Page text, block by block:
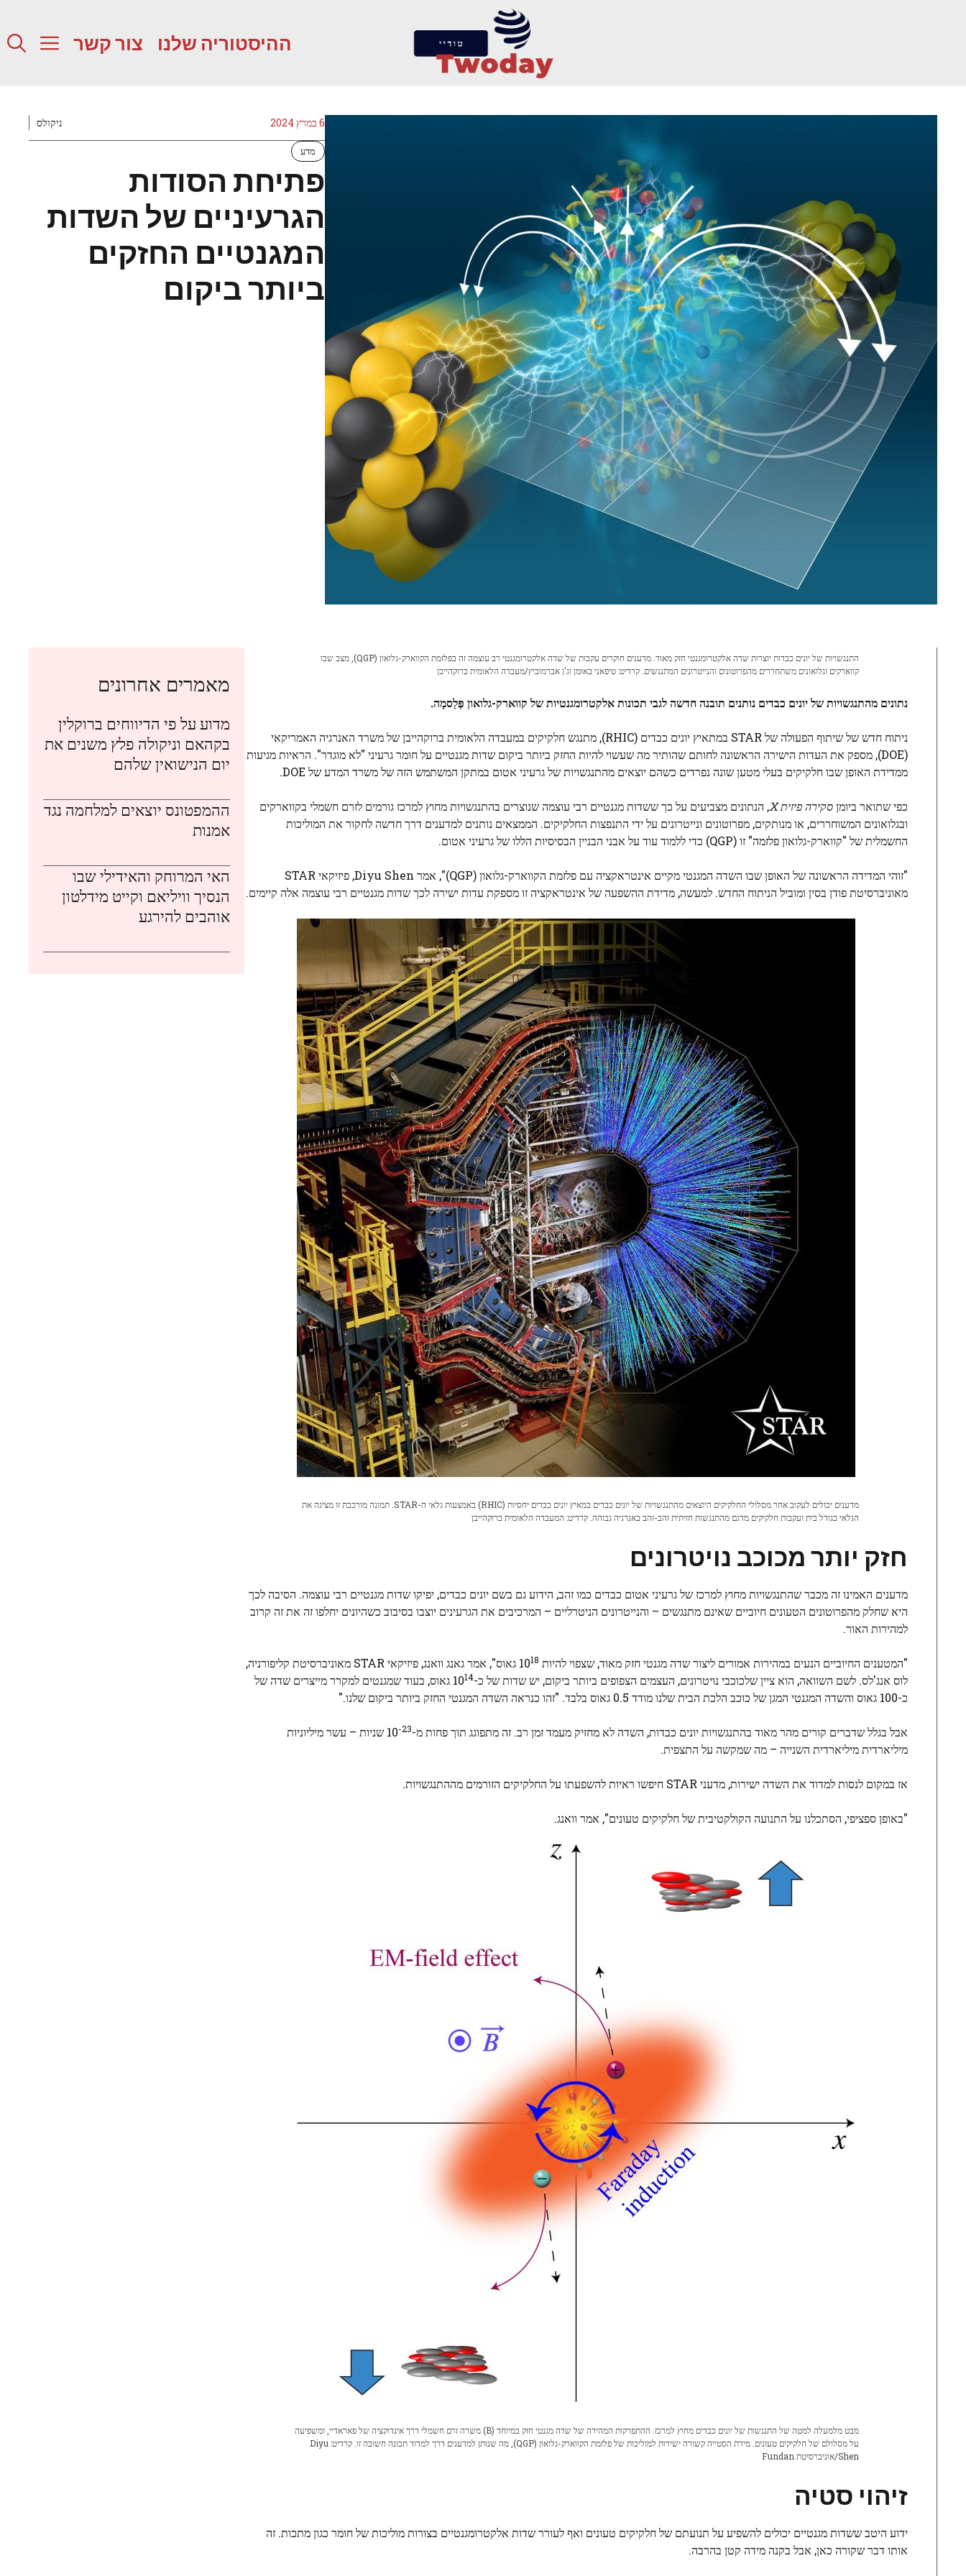
ההיסטוריה שלנו צור קשר
6 במרץ 2024 ניקולס
מדע
פתיחת הסודות
הגרעיניים של השדות
המגנטיים החזקים
ביותר ביקום
התנגשויות של יונים כבדות יוצרות שדה אלקטרומגנטי חזק מאוד. מדענים חוקרים עקבות של שדה אלקטרומגנטי רב עוצמה זה בפלזמת הקווארק-גלואון (QGP), מצב שבו
קווארקים וגלואונים משתחררים מהפרוטונים והנייטרונים המתנגשים. קרדיט: טיפאני באומן וג'ן אברמוביץ/מעבדה הלאומית ברוקהייבן
נתונים מהתנגשויות של יונים כבדים נותנים תובנה חדשה לגבי תכונות אלקטרומגנטיות של קווארק-גלואון פְּלַסמָה.
ניתוח חדש של שיתוף הפעולה של STAR במתאיץ יונים כבדים (RHIC), מתנגש חלקיקים במעבדה הלאומית ברוקהייבן של משרד האנרגיה האמריקאי
(DOE), מספק את העדות הישירה הראשונה לחותם שהותיר מה שעשוי להיות החזק ביותר ביקום שדות מגנטיים על חומר גרעיני "לא מוגדר". הראיות מגיעות
ממדידת האופן שבו חלקיקים בעלי מטען שונה נפרדים כשהם יוצאים מהתנגשויות של גרעיני אטום במתקן המשתמש הזה של משרד המדע של DOE.
כפי שתואר ביומןסקירה פיזית X , הנתונים מצביעים על כך ששדות מגנטיים רבי עוצמה שנוצרים בהתנגשויות מחוץ למרכז גורמים לזרם חשמלי בקווארקים
ובגלואונים המשוחררים, או מנותקים, מפרוטונים ונייטרונים על ידי התנפצות החלקיקים. הממצאים נותנים למדענים דרך חדשה לחקור את המוליכות
החשמלית של "קווארק-גלואון פלזמה" זו (QGP) כדי ללמוד עוד על אבני הבניין הבסיסיות הללו של גרעיני אטום.
"זוהי המדידה הראשונה של האופן שבו השדה המגנטי מקיים אינטראקציה עם פלזמת הקווארק-גלואון (QGP)", אמר Diyu Shen, פיזיקאי STAR
מאוניברסיטת פודן בסין ומוביל הניתוח החדש. למעשה, מדידת ההשפעה של אינטראקציה זו מספקת עדות ישירה לכך שדות מגנטיים רבי עוצמה אלה קיימים.
מדענים יכולים לעקוב אחר מסלולי החלקיקים היוצאים מהתנגשויות של יונים כבדים במאיץ יונים כבדים יחסיות (RHIC) באמצעות גלאי ה-STAR. תמונה מורכבת זו מציגה את
הגלאי בגודל בית ועקבות חלקיקים מדגם מהתנגשות חזיתית זהב-זהב באנרגיה גבוהה. קרדיט: המעבדה הלאומית ברוקהייבן
חזק יותר מכוכב נויטרונים
מדענים האמינו זה מכבר שהתנגשויות מחוץ למרכז של גרעיני אטום כבדים כמו זהב, הידוע גם בשם יונים כבדים, יפיקו שדות מגנטיים רבי עוצמה. הסיבה לכך
היא שחלק מהפרוטונים הטעונים חיוביים שאינם מתנגשים – והנייטרונים הניטרליים – המרכיבים את הגרעינים יוצבו בסיבוב כשהיונים יחלפו זה את זה קרוב
למהירות האור.
"המטענים החיוביים הנעים במהירות אמורים ליצור שדה מגנטי חזק מאוד, שצפוי להיות 10 18
גאוס", אמר גאנג וואנג, פיזיקאי STAR מאוניברסיטת קליפורניה,
לוס אנג'לס. לשם השוואה, הוא ציין שלכוכבי נויטרונים, העצמים הצפופים ביותר ביקום, יש שדות של כ-1014
גאוס, בעוד שמגנטים למקרר מייצרים שדה של
כ-100 גאוס והשדה המגנטי המגן של כוכב הלכת הבית שלנו מודד 0.5 גאוס בלבד. "זהו כנראה השדה המגנטי החזק ביותר ביקום שלנו."
אבל בגלל שדברים קורים מהר מאוד בהתנגשויות יונים כבדות, השדה לא מחזיק מעמד זמן רב. זה מתפוגג תוך פחות מ-10-23
שניות – עשר מיליוניות
מיליארדית מיליארדית השנייה – מה שמקשה על התצפית.
אז במקום לנסות למדוד את השדה ישירות, מדעני STAR חיפשו ראיות להשפעתו על החלקיקים הזורמים מההתנגשויות.
"באופן ספציפי, הסתכלנו על התנועה הקולקטיבית של חלקיקים טעונים", אמר וואנג.
מבט מלמעלה למטה של ​​התנגשות של יונים כבדים מחוץ למרכז. ההתפרקות המהירה של שדה מגנטי חזק במיוחד (B) משרה זרם חשמלי דרך אינדוקציה של פאראדיי, ומשפיעה
על מסלולם של חלקיקים טעונים. מידת הסטייה קשורה ישירות למוליכות של פלזמת הקווארק-גלואון (QGP), מה שנותן למדענים דרך למדוד תכונה חשובה זו. קרדיט: Diyu
Shen/אוניברסיטת Fundan
זיהוי סטיה
ידוע היטב ששדות מגנטיים יכולים להשפיע על תנועתם של חלקיקים טעונים ואף לעורר שדות אלקטרומגנטיים בצורות מוליכות של חומר כגון מתכות. זה
אותו דבר שקורה כאן, אבל בקנה מידה קטן בהרבה.
מאמרים אחרונים
מדוע על פי הדיווחים ברוקלין
בקהאם וניקולה פלץ משנים את
יום הנישואין שלהם
ההמפטונס יוצאים למלחמה נגד
אמנות
האי המרוחק והאידילי שבו
הנסיך וויליאם וקייט מידלטון
אוהבים להירגע